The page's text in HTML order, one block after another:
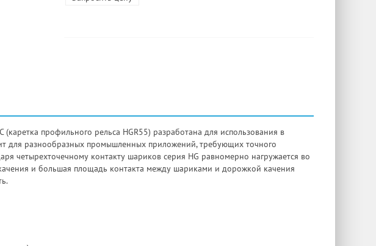
профильного рельса HGR55) разработана для использования в
для разнообразных промышленных приложений, требующих точного
четырехточечному контакту шариков серия HG равномерно нагружается во
и большая площадь контакта между шариками и дорожкой качения